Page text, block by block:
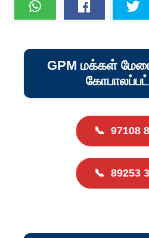
GPM மக்கள்
📞 97108
📞 89253